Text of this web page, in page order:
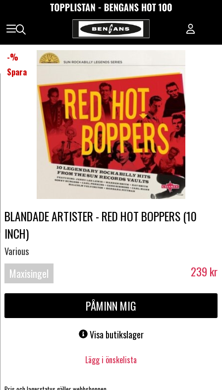
-%
Spara
BLANDADE ARTISTER - RED HOT BOPPERS (10
INCH)
Various
Maxisingel 239 kr
PÅMINN MIG
Visa butikslager
Lägg i önskelista